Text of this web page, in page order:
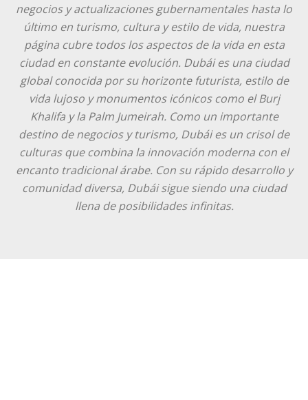
negocios y actualizaciones gubernamentales hasta lo
último en turismo, cultura y estilo de vida, nuestra
página cubre todos los aspectos de la vida en esta
ciudad en constante evolución. Dubái es una ciudad
global conocida por su horizonte futurista, estilo de
vida lujoso y monumentos icónicos como el Burj
Khalifa y la Palm Jumeirah. Como un importante
destino de negocios y turismo, Dubái es un crisol de
culturas que combina la innovación moderna con el
encanto tradicional árabe. Con su rápido desarrollo y
comunidad diversa, Dubái sigue siendo una ciudad
llena de posibilidades infinitas.